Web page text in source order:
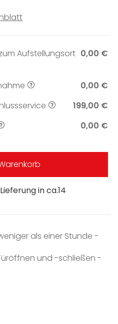
in ca.14
Aufstellungsort 0,00 €
0,00 €
199,00 €
0,00 €
als einer Stunde -
und -schließen -